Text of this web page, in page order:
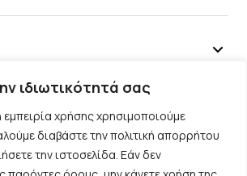
ιδιωτικότητά σας
εμπειρία χρήσης χρησιμοποιούμε
διαβάστε την πολιτική απορρήτου
την ιστοσελίδα. Εάν δεν